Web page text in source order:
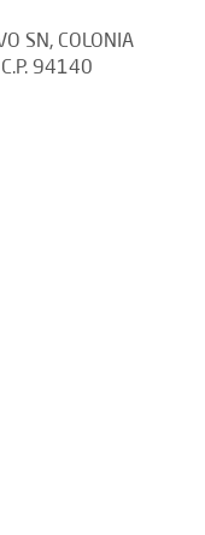
SN, COLONIA
C.P. 94140